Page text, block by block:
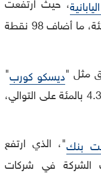
" بنسبة 4.3 بالمئة، ما أضاف 98 نقطة
مثل "ديسكو كورب"
" مكاسب بنسبة 6.1 بالمئة و4.3 بالمئة على التوالي،
بنك"، الذي ارتفع
الشركة في شركات